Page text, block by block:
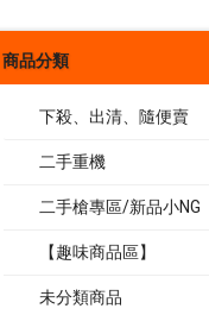
商品分類
下殺、出清、隨便賣
二手重機
二手槍專區/新品小NG
【趣味商品區】
未分類商品